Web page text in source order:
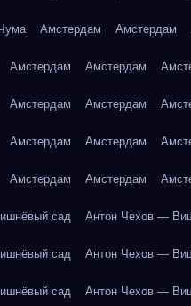
Амстердам Амстердам
Амстердам Амстердам
Амстердам Амстердам
Амстердам Амстердам
Амстердам Амстердам
сад Антон Чехов —
сад Антон Чехов —
сад Антон Чехов —